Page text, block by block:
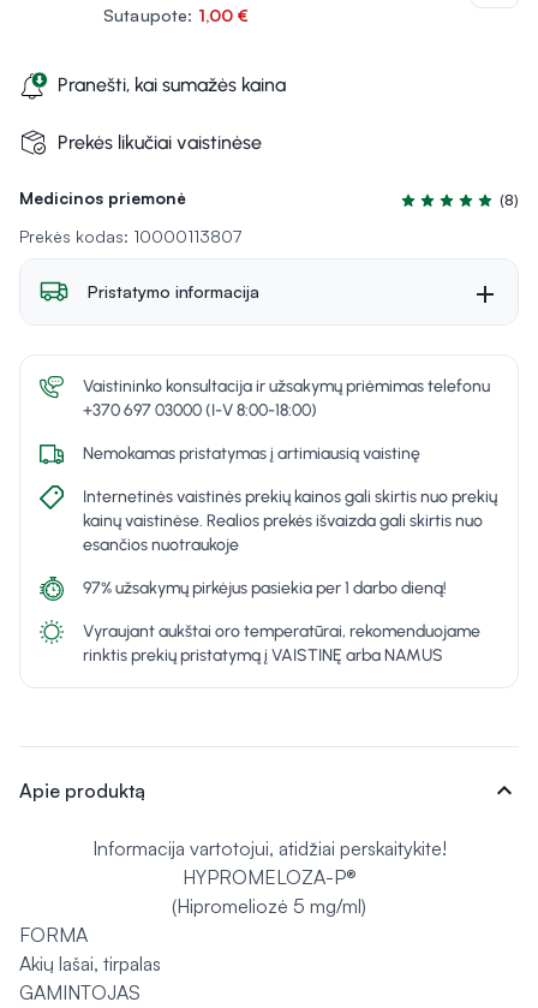
Medicinos priemonė
Įvertinimas 4.9
(8)
Prekės kodas: 10000113807
Sutaupote: 1,00 €
Pranešti, kai sumažės kaina
Prekės likučiai vaistinėse
Pristatymo informacija
Vaistininko konsultacija ir užsakymų priėmimas telefonu
+370 697 03000 (I-V 8:00-18:00)
Nemokamas pristatymas į artimiausią vaistinę
Internetinės vaistinės prekių kainos gali skirtis nuo prekių
kainų vaistinėse. Realios prekės išvaizda gali skirtis nuo
esančios nuotraukoje
97% užsakymų pirkėjus pasiekia per 1 darbo dieną!
Vyraujant aukštai oro temperatūrai, rekomenduojame
rinktis prekių pristatymą į VAISTINĘ arba NAMUS
Apie produktą expand_more
Informacija vartotojui, atidžiai perskaitykite!
HYPROMELOZA-P®
(Hipromeliozė 5 mg/ml)
FORMA
Akių lašai, tirpalas
GAMINTOJAS